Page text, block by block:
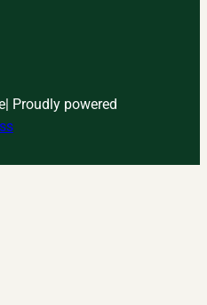
Proudly powered